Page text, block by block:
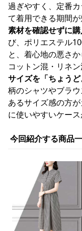
過ぎやすく、定番
て着用できる期間が
素材を確認せずに
び、ポリエステル
と、着心地の悪さ
コットン混・リネ
サイズを「ちょう
柄のシャツやブラ
あるサイズ感の方
に使いやすいケース
今回紹介する商品